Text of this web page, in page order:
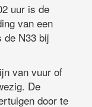
uur is de
van een
de N33 bij
van vuur of
De
door te